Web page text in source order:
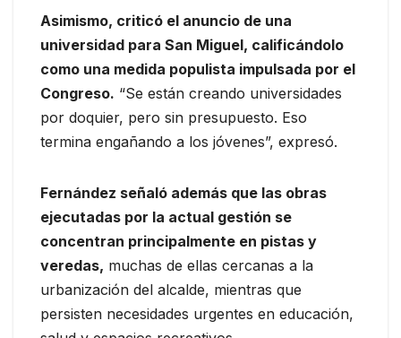
Asimismo, criticó el anuncio de una
universidad para San Miguel, calificándolo
como una medida populista impulsada por el
Congreso. “Se están creando universidades
por doquier, pero sin presupuesto. Eso
termina engañando a los jóvenes”, expresó.
Fernández señaló además que las obras
ejecutadas por la actual gestión se
concentran principalmente en pistas y
veredas, muchas de ellas cercanas a la
urbanización del alcalde, mientras que
persisten necesidades urgentes en educación,